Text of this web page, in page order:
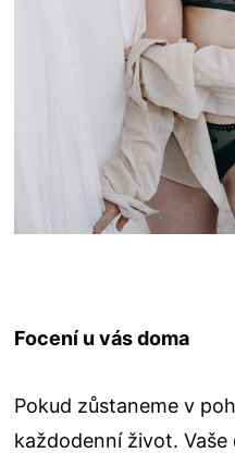
Focení u vás doma
Pokud zůstaneme v
každodenní život.